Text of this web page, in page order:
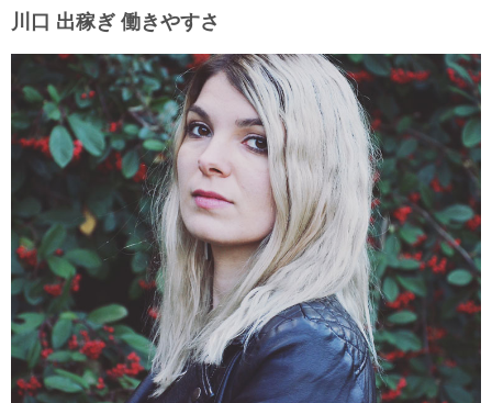
川口 出稼ぎ 働きやすさ